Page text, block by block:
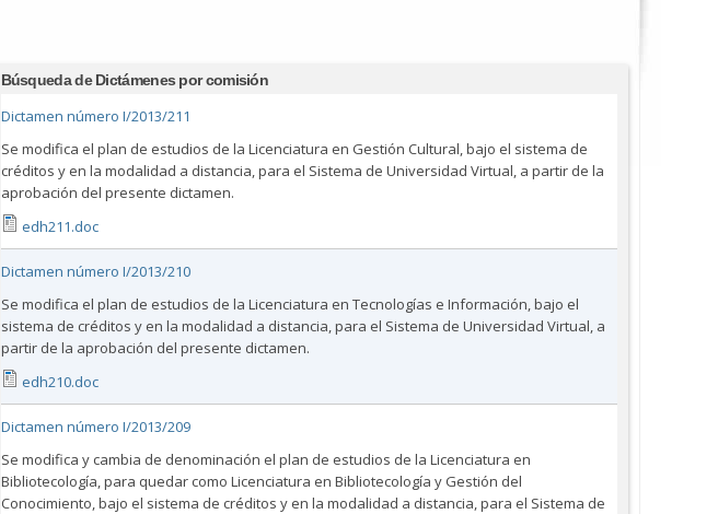
Búsqueda de Dictámenes por comisión
Dictamen número I/2013/211
Se modifica el plan de estudios de la Licenciatura en Gestión Cultural, bajo el sistema de
créditos y en la modalidad a distancia, para el Sistema de Universidad Virtual, a partir de la
aprobación del presente dictamen.
edh211.doc
Dictamen número I/2013/210
Se modifica el plan de estudios de la Licenciatura en Tecnologías e Información, bajo el
sistema de créditos y en la modalidad a distancia, para el Sistema de Universidad Virtual, a
partir de la aprobación del presente dictamen.
edh210.doc
Dictamen número I/2013/209
Se modifica y cambia de denominación el plan de estudios de la Licenciatura en
Bibliotecología, para quedar como Licenciatura en Bibliotecología y Gestión del
Conocimiento, bajo el sistema de créditos y en la modalidad a distancia, para el Sistema de